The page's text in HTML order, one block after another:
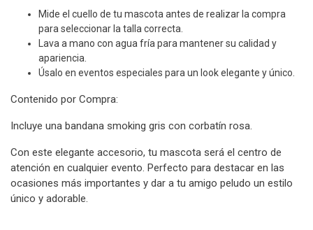
Mide el cuello de tu mascota antes de realizar la compra
para seleccionar la talla correcta.
Lava a mano con agua fría para mantener su calidad y
apariencia.
Úsalo en eventos especiales para un look elegante y único.
Contenido por Compra:
Incluye una bandana smoking gris con corbatín rosa.
Con este elegante accesorio, tu mascota será el centro de
atención en cualquier evento. Perfecto para destacar en las
ocasiones más importantes y dar a tu amigo peludo un estilo
único y adorable.